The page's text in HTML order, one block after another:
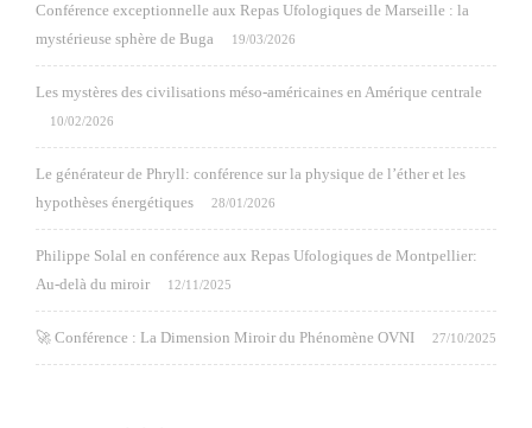
Conférence exceptionnelle aux Repas Ufologiques de Marseille : la
mystérieuse sphère de Buga
19/03/2026
Les mystères des civilisations méso-américaines en Amérique centrale
10/02/2026
Le générateur de Phryll: conférence sur la physique de l’éther et les
hypothèses énergétiques
28/01/2026
Philippe Solal en conférence aux Repas Ufologiques de Montpellier:
Au-delà du miroir
12/11/2025
🚀 Conférence : La Dimension Miroir du Phénomène OVNI 27/10/2025